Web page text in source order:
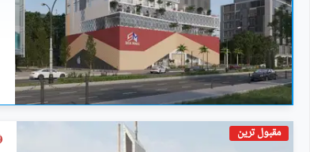
دکانات
57.12 لاکھ
11 مربع یارڈ
مقبول ترین